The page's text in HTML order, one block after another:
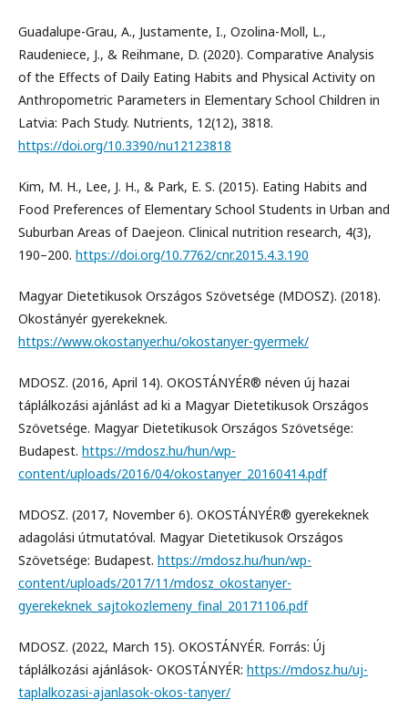
Guadalupe-Grau, A., Justamente, I., Ozolina-Moll, L.,
Raudeniece, J., & Reihmane, D. (2020). Comparative Analysis
of the Effects of Daily Eating Habits and Physical Activity on
Anthropometric Parameters in Elementary School Children in
Latvia: Pach Study. Nutrients, 12(12), 3818.
https://doi.org/10.3390/nu12123818
Kim, M. H., Lee, J. H., & Park, E. S. (2015). Eating Habits and
Food Preferences of Elementary School Students in Urban and
Suburban Areas of Daejeon. Clinical nutrition research, 4(3),
190–200. https://doi.org/10.7762/cnr.2015.4.3.190
Magyar Dietetikusok Országos Szövetsége (MDOSZ). (2018).
Okostányér gyerekeknek.
https://www.okostanyer.hu/okostanyer-gyermek/
MDOSZ. (2016, April 14). OKOSTÁNYÉR® néven új hazai
táplálkozási ajánlást ad ki a Magyar Dietetikusok Országos
Szövetsége. Magyar Dietetikusok Országos Szövetsége:
Budapest. https://mdosz.hu/hun/wp-
content/uploads/2016/04/okostanyer_20160414.pdf
MDOSZ. (2017, November 6). OKOSTÁNYÉR® gyerekeknek
adagolási útmutatóval. Magyar Dietetikusok Országos
Szövetsége: Budapest. https://mdosz.hu/hun/wp-
content/uploads/2017/11/mdosz_okostanyer-
gyerekeknek_sajtokozlemeny_final_20171106.pdf
MDOSZ. (2022, March 15). OKOSTÁNYÉR. Forrás: Új
táplálkozási ajánlások- OKOSTÁNYÉR: https://mdosz.hu/uj-
taplalkozasi-ajanlasok-okos-tanyer/